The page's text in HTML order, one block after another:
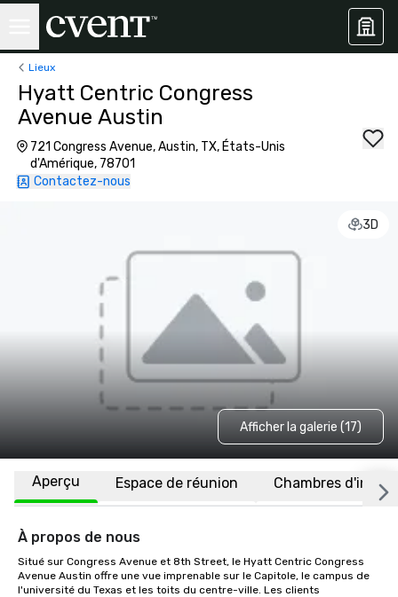
Lieux
Hyatt Centric Congress
Avenue Austin
721 Congress Avenue, Austin, TX, États-Unis
d'Amérique, 78701
Contactez-nous
3D
Afficher la galerie (17)
Aperçu Espace de réunion Chambres
À propos de nous
Situé sur Congress Avenue et 8th Street, le Hyatt Centric Congress
Avenue Austin offre une vue imprenable sur le Capitole, le campus de
l'université du Texas et les toits du centre-ville. Les clients